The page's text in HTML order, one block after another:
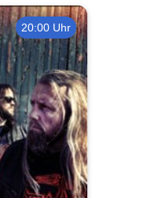
20:00 Uhr